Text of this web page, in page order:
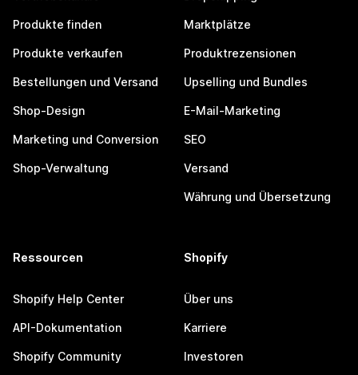
Produkte finden
Produkte verkaufen
Bestellungen und Versand
Shop-Design
Marketing und Conversion
Shop-Verwaltung
Marktplätze
Produktrezensionen
Upselling und Bundles
E-Mail-Marketing
SEO
Versand
Währung und Übersetzung
Ressourcen
Shopify Help Center
API-Dokumentation
Shopify Community
Shopify
Über uns
Karriere
Investoren